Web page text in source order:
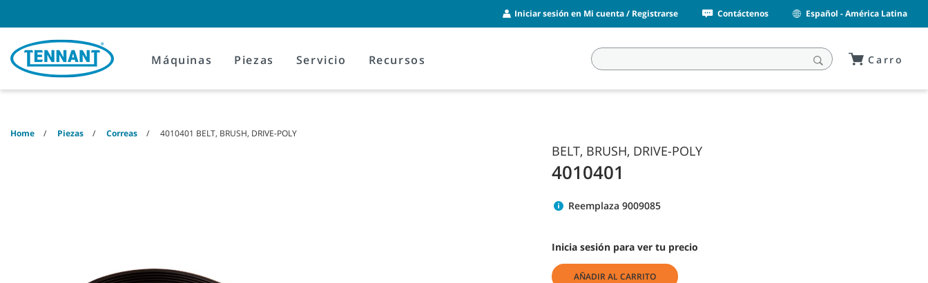
content
navigation
menu
Iniciar sesión en Mi cuenta / Registrarse Contáctenos Español - América Latina
Máquinas Piezas Servicio Recursos Carro
Home Piezas Correas 4010401 BELT, BRUSH, DRIVE-POLY
BELT, BRUSH, DRIVE-POLY
4010401
Reemplaza 9009085
Inicia sesión para ver tu precio
AÑADIR AL CARRITO